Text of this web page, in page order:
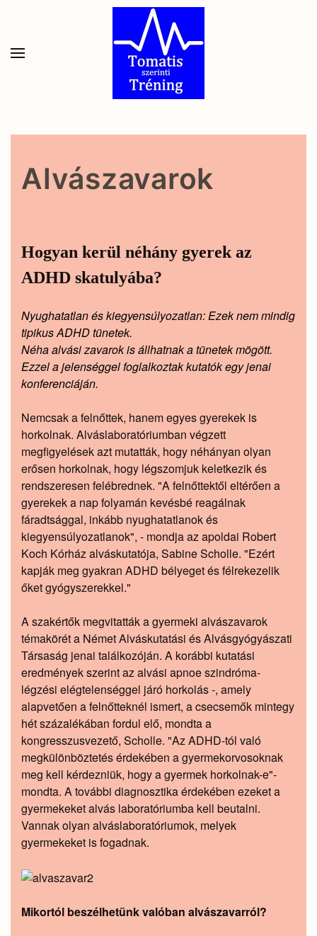
Skip to main content
Alvászavarok
Hogyan kerül néhány gyerek az
ADHD skatulyába?
Nyughatatlan és kiegyensúlyozatlan: Ezek nem mindig
tipikus ADHD tünetek.
Néha alvási zavarok is állhatnak a tünetek mögött.
Ezzel a jelenséggel foglalkoztak kutatók egy jenai
konferenciáján.
Nemcsak a felnőttek, hanem egyes gyerekek is
horkolnak. Alváslaboratóriumban végzett
megfigyelések azt mutatták, hogy néhányan olyan
erősen horkolnak, hogy légszomjuk keletkezik és
rendszeresen felébrednek. "A felnőttektől eltérően a
gyerekek a nap folyamán kevésbé reagálnak
fáradtsággal, inkább nyughatatlanok és
kiegyensúlyozatlanok", - mondja az apoldai Robert
Koch Kórház alváskutatója, Sabine Scholle. "Ezért
kapják meg gyakran ADHD bélyeget és félrekezelik
őket gyógyszerekkel."
A szakértők megvitatták a gyermeki alvászavarok
témakörét a Német Alváskutatási és Alvásgyógyászati
Társaság jenai találkozóján. A korábbi kutatási
eredmények szerint az alvási apnoe szindróma-
légzési elégtelenséggel járó horkolás -, amely
alapvetően a felnőtteknél ismert, a csecsemők mintegy
hét százalékában fordul elő, mondta a
kongresszusvezető, Scholle. "Az ADHD-tól való
megkülönböztetés érdekében a gyermekorvosoknak
meg kell kérdezniük, hogy a gyermek horkolnak-e"-
mondta. A további diagnosztika érdekében ezeket a
gyermekeket alvás laboratóriumba kell beutalni.
Vannak olyan alváslaboratóriumok, melyek
gyermekeket is fogadnak.
Mikortól beszélhetünk valóban alvászavarról?